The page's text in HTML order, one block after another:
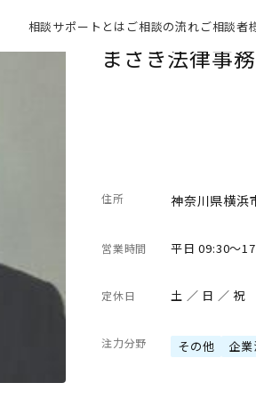
相談サポートとは ご相談の流れご相談者
まさき法律事
住所 神奈川県横
営業時間 平日 09:30～
定休日 土 ／ 日 ／ 祝
注力分野 その他 企